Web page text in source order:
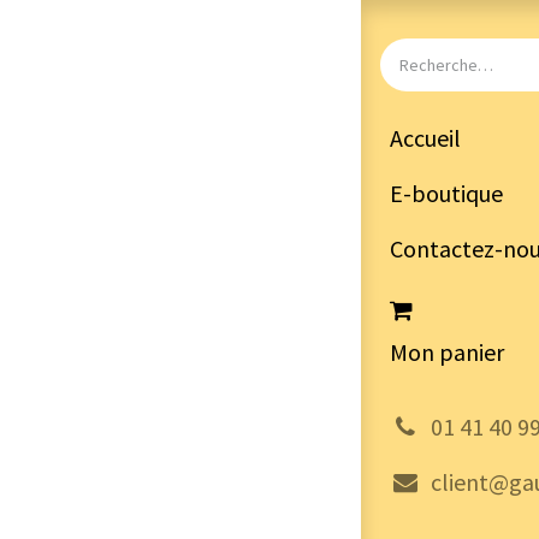
Accueil
E-boutique
Contactez-
Mon panier
01 41 40